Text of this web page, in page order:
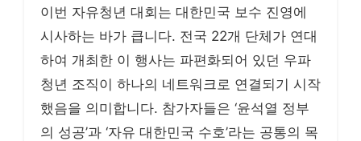
이번 자유청년 대회는 대한민국 보수 진영에
시사하는 바가 큽니다. 전국 22개 단체가 연대
하여 개최한 이 행사는 파편화되어 있던 우파
청년 조직이 하나의 네트워크로 연결되기 시작
했음을 의미합니다. 참가자들은 ‘윤석열 정부
의 성공’과 ‘자유 대한민국 수호’라는 공통의 목